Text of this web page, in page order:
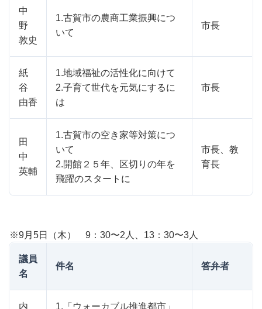
中
野
敦史
1.古賀市の農商工業振興につ
いて
市長
紙
谷
由香
1.地域福祉の活性化に向けて
2.子育て世代を元気にするに
は
市長
田
中
英輔
1.古賀市の空き家等対策につ
いて
2.開館２５年、区切りの年を
飛躍のスタートに
市長、教
育長
※9月5日（木） 9：30〜2人、13：30〜3人
議員
名
件名 答弁者
内 1.「ウォーカブル推進都市」